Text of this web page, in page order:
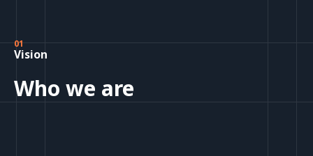
01
Vision
Who we are